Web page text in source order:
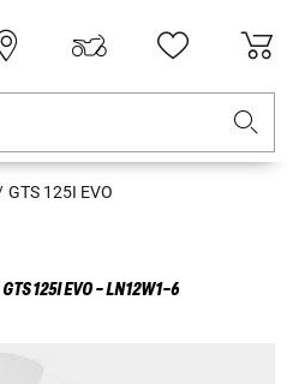
GTS 125I EVO
GTS 125I EVO - LN12W1-6